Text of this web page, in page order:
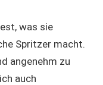
was sie
Spritzer macht.
angenehm zu
auch